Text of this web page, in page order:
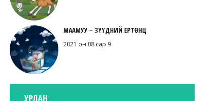
МААМУУ – ЗҮҮДНИЙ ЕРТӨНЦ
2021 он 08 сар 9
УРЛАН